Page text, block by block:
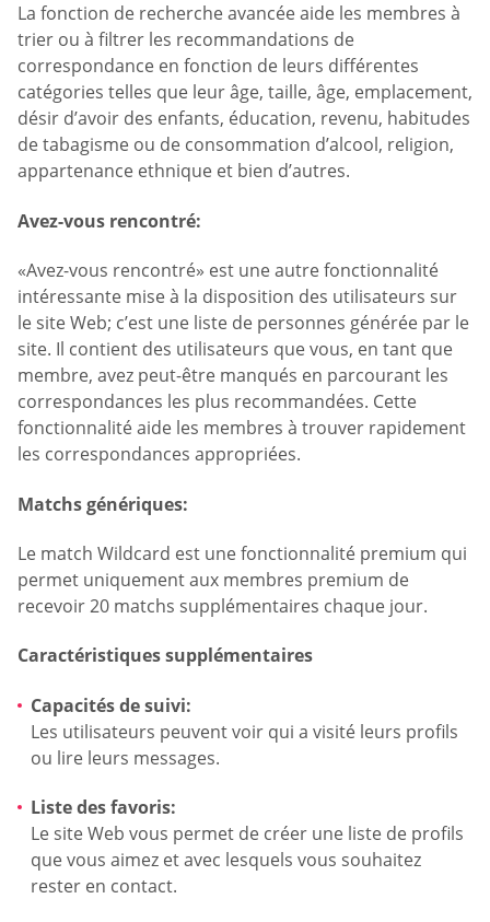
La fonction de recherche avancée aide les membres à
trier ou à filtrer les recommandations de
correspondance en fonction de leurs différentes
catégories telles que leur âge, taille, âge, emplacement,
désir d’avoir des enfants, éducation, revenu, habitudes
de tabagisme ou de consommation d’alcool, religion,
appartenance ethnique et bien d’autres.
Avez-vous rencontré:
«Avez-vous rencontré» est une autre fonctionnalité
intéressante mise à la disposition des utilisateurs sur
le site Web; c’est une liste de personnes générée par le
site. Il contient des utilisateurs que vous, en tant que
membre, avez peut-être manqués en parcourant les
correspondances les plus recommandées. Cette
fonctionnalité aide les membres à trouver rapidement
les correspondances appropriées.
Matchs génériques:
Le match Wildcard est une fonctionnalité premium qui
permet uniquement aux membres premium de
recevoir 20 matchs supplémentaires chaque jour.
Caractéristiques supplémentaires
Capacités de suivi:
Les utilisateurs peuvent voir qui a visité leurs profils
ou lire leurs messages.
Liste des favoris:
Le site Web vous permet de créer une liste de profils
que vous aimez et avec lesquels vous souhaitez
rester en contact.